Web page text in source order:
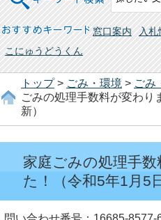
おすすめキーワード 窓口案内 入札
こにゅうどうくん
トップ> ごみ・環境 > ごみ
ごみの処理手数料が変わり
新）
家庭ごみの処理手
た！（令和5年1月5